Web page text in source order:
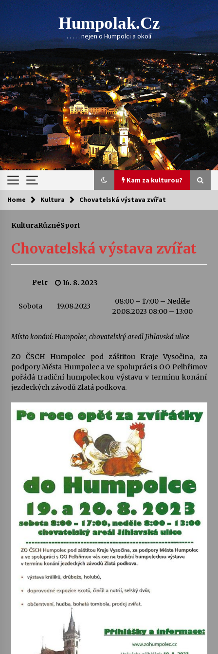
Skip
to
content
Humpolak.cz
. . . . . nejen o Humpolci a okolí
Kam za kulturou?
Kam za kulturou?
Sukuba Ensemble
4. 8. 2026
Vernisáž výstavy Josefíny Duškové: Stávám se
kapkou
30. 7. 2026
Pozvánka na integrační festival Quijotova
šedesátka: 28. 7.–1. 8. 2026
28. 7. 2026
Letní koncerty ve Stromovce: Kolchoz a
Jenakaši
28. 7. 2026
Votavžatský ploty
23. 7. 2026
Letní koncerty ve Stromovce: Rufus Miller
22. 7. 2026
Vysočinka
17. 7. 2026
Ozvěny prázdnin
14. 7. 2026
Za kulturou kousek za Humpolec. V Želivě ožije
odkaz Josefa Čapka
13. 7. 2026
Home Kultura Chovatelská výstava zvířat
KulturaRůznéSport
Chovatelská výstava zvířat
Petr 16. 8. 2023
Sobota 19.08.2023
08:00 – 17:00 – Neděle
20.08.2023 08:00 – 13:00
Místo konání: Humpolec, chovatelský areál Jihlavská ulice
ZO ČSCH Humpolec pod záštitou Kraje Vysočina, za
podpory Města Humpolec a ve spolupráci s OO Pelhřimov
pořádá tradiční humpoleckou výstavu v termínu konání
jezdeckých závodů Zlatá podkova.